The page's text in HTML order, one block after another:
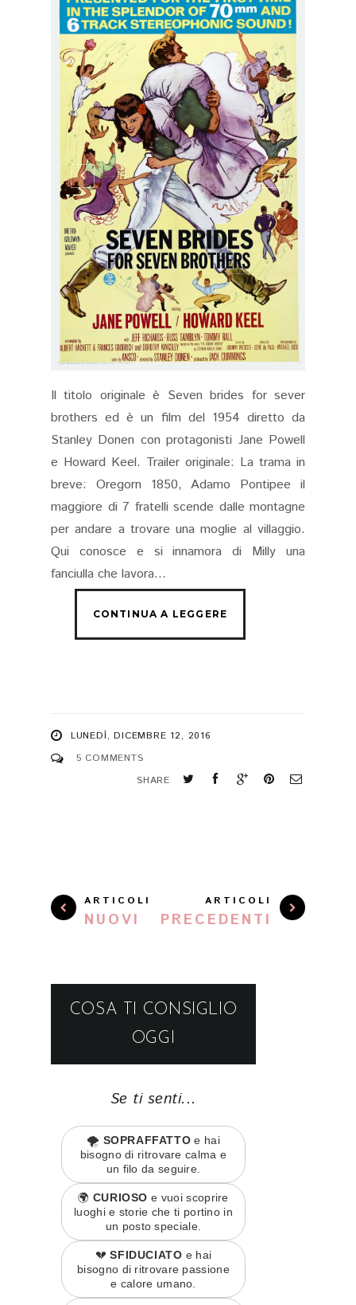
Il titolo originale è Seven brides for sever
brothers ed è un film del 1954 diretto da
Stanley Donen con protagonisti Jane Powell
e Howard Keel. Trailer originale: La trama in
breve: Oregorn 1850, Adamo Pontipee il
maggiore di 7 fratelli scende dalle montagne
per andare a trovare una moglie al villaggio.
Qui conosce e si innamora di Milly una
fanciulla che lavora...
LUNEDÌ, DICEMBRE 12, 2016
5 COMMENTS
SHARE
ARTICOLI
NUOVI
ARTICOLI
PRECEDENTI
COSA TI CONSIGLIO
OGGI
Se ti senti...
🌪️ SOPRAFFATTO e hai
bisogno di ritrovare calma e
un filo da seguire.
🌍 CURIOSO e vuoi scoprire
luoghi e storie che ti portino in
un posto speciale.
💔SFIDUCIATO e hai
bisogno di ritrovare passione
e calore umano.